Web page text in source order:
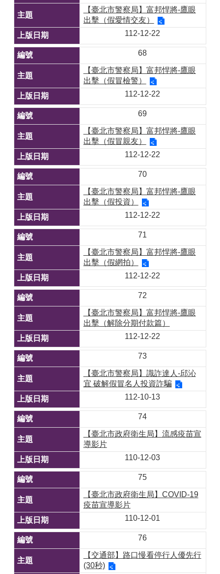
【臺北市警察局】富邦悍將-鷹眼
出擊（假愛情交友）
112-12-22
68
【臺北市警察局】富邦悍將-鷹眼
出擊（假冒檢警）
112-12-22
69
【臺北市警察局】富邦悍將-鷹眼
出擊（假冒親友）
112-12-22
70
【臺北市警察局】富邦悍將-鷹眼
出擊（假投資）
112-12-22
71
【臺北市警察局】富邦悍將-鷹眼
出擊（假網拍）
112-12-22
72
【臺北市警察局】富邦悍將-鷹眼
出擊（解除分期付款篇）
112-12-22
73
【臺北市警察局】識詐達人-邱沁
宜 破解假冒名人投資詐騙
112-10-13
74
【臺北市政府衛生局】流感疫苗宣
導影片
110-12-03
75
【臺北市政府衛生局】COVID-19
疫苗宣導影片
110-12-01
76
【交通部】路口慢看停行人優先行
(30秒)